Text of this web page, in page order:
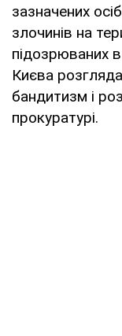
зазначених
злочинів на
підозрюваних
Києва
бандитизм і
прокуратурі.